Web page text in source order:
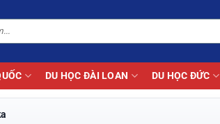
DU HỌC ĐÀI LOAN DU HỌC ĐỨC